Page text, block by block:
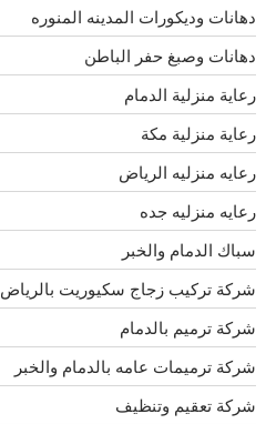
دهانات وديكورات المدينه المنوره
دهانات وصبغ حفر الباطن
رعاية منزلية الدمام
رعاية منزلية مكة
رعايه منزليه الرياض
رعايه منزليه جده
سباك الدمام والخبر
شركة تركيب زجاج سكيوريت بالرياض
شركة ترميم بالدمام
شركة ترميمات عامه بالدمام والخبر
شركة تعقيم وتنظيف